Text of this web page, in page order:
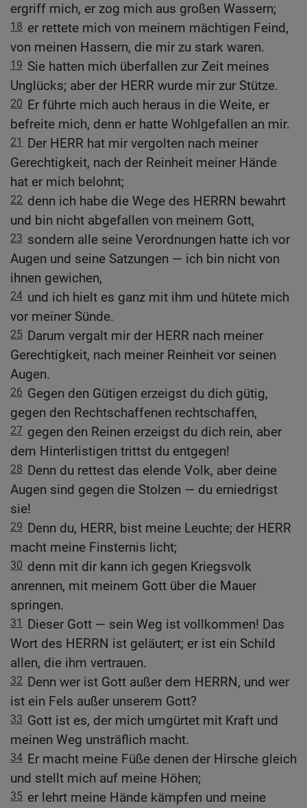
ergriff mich, er zog mich aus großen Wassern;
18 er rettete mich von meinem mächtigen Feind,
von meinen Hassern, die mir zu stark waren.
19 Sie hatten mich überfallen zur Zeit meines
Unglücks; aber der HERR wurde mir zur Stütze.
20 Er führte mich auch heraus in die Weite, er
befreite mich, denn er hatte Wohlgefallen an mir.
21
Der HERR hat mir vergolten nach meiner
Gerechtigkeit, nach der Reinheit meiner Hände
hat er mich belohnt;
22 denn ich habe die Wege des HERRN bewahrt
und bin nicht abgefallen von meinem Gott,
23 sondern alle seine Verordnungen hatte ich vor
Augen und seine Satzungen — ich bin nicht von
ihnen gewichen,
24 und ich hielt es ganz mit ihm und hütete mich
vor meiner Sünde.
25 Darum vergalt mir der HERR nach meiner
Gerechtigkeit, nach meiner Reinheit vor seinen
Augen.
26 Gegen den Gütigen erzeigst du dich gütig,
gegen den Rechtschaffenen rechtschaffen,
27 gegen den Reinen erzeigst du dich rein, aber
dem Hinterlistigen trittst du entgegen!
28 Denn du rettest das elende Volk, aber deine
Augen sind gegen die Stolzen — du erniedrigst
sie!
29 Denn du, HERR, bist meine Leuchte; der HERR
macht meine Finsternis licht;
30 denn mit dir kann ich gegen Kriegsvolk
anrennen, mit meinem Gott über die Mauer
springen.
31
Dieser Gott — sein Weg ist vollkommen! Das
Wort des HERRN ist geläutert; er ist ein Schild
allen, die ihm vertrauen.
32 Denn wer ist Gott außer dem HERRN, und wer
ist ein Fels außer unserem Gott?
33 Gott ist es, der mich umgürtet mit Kraft und
meinen Weg unsträflich macht.
34 Er macht meine Füße denen der Hirsche gleich
und stellt mich auf meine Höhen;
35 er lehrt meine Hände kämpfen und meine